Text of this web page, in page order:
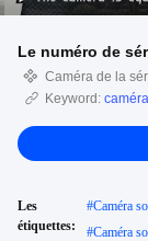
Le numéro de
Caméra de la
Keyword:
Les
étiquettes:
#Caméra
#Caméra